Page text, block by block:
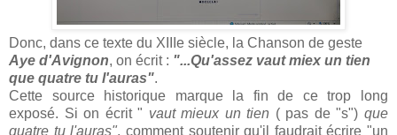
Donc, dans ce texte du XIIIe siècle, la Chanson de geste
Aye d'Avignon, on écrit : "...Qu'assez vaut miex un tien
que quatre tu l'auras".
Cette source historique marque la fin de ce trop long
exposé. Si on écrit " vaut mieux un tien ( pas de "s")que
quatre tu l'auras", comment soutenir qu'il faudrait écrire "un